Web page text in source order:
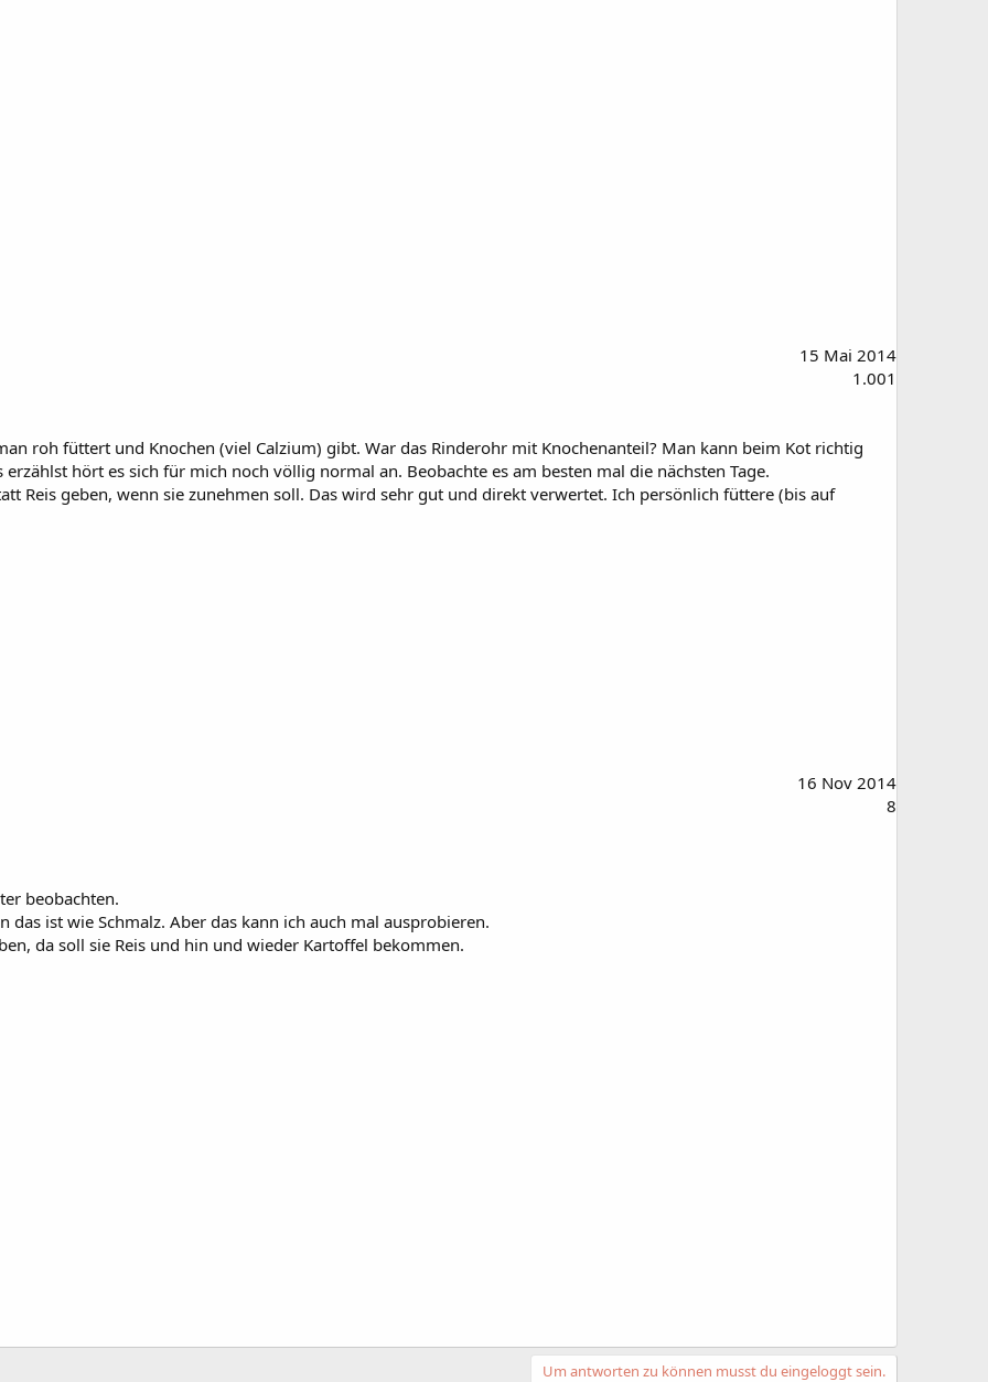
15 Mai 2014
1.001
roh füttert und Knochen (viel Calzium) gibt. War das Rinderohr mit Knochenanteil? Man kann beim Kot richtig
hört es sich für mich noch völlig normal an. Beobachte es am besten mal die nächsten Tage.
Reis geben, wenn sie zunehmen soll. Das wird sehr gut und direkt verwertet. Ich persönlich füttere (bis auf
16 Nov 2014
8
beobachten.
ist wie Schmalz. Aber das kann ich auch mal ausprobieren.
da soll sie Reis und hin und wieder Kartoffel bekommen.
Um antworten zu können musst du eingeloggt sein.